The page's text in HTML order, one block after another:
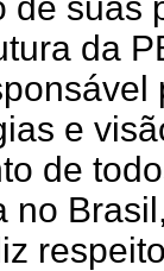
da
e
de
no